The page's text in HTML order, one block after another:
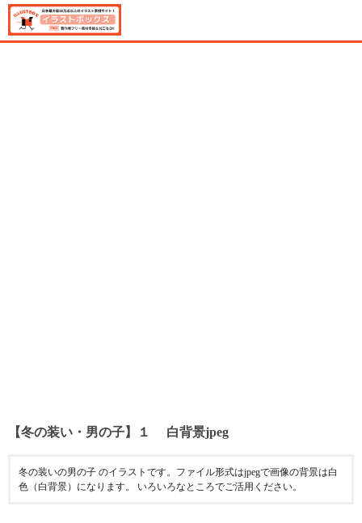
【冬の装い・男の子】１ 白背景jpeg
冬の装いの男の子 のイラストです。ファイル形式はjpegで画像の背景は白
色（白背景）になります。 いろいろなところでご活用ください。